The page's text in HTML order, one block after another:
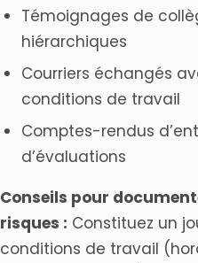
Témoignages de
hiérarchiques
Courriers échangés
conditions de travail
Comptes-rendus
d’évaluations
Conseils pour
risques : Constituez un
conditions de travail